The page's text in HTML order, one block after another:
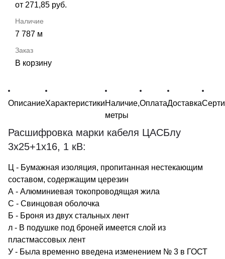
от 271,85 руб.
7 787 м
В корзину
ОписаниеХарактеристикиНаличие,
метры
ОплатаДоставка
Расшифровка марки кабеля ЦАСБлу
3х25+1х16, 1 кВ:
Ц - Бумажная изоляция, пропитанная нестекающим
составом, содержащим церезин
А - Алюминиевая токопроводящая жила
С - Свинцовая оболочка
Б - Броня из двух стальных лент
л - В подушке под броней имеется слой из
пластмассовых лент
У - Была временно введена изменением № 3 в ГОСТ